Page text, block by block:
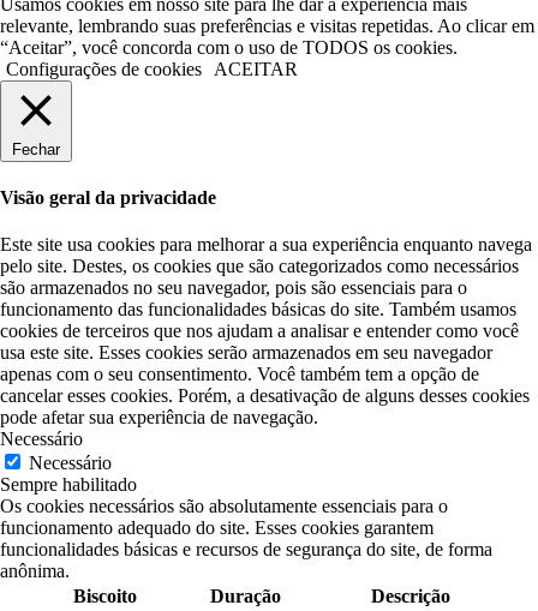
relevante, lembrando suas preferências e visitas repetidas. Ao clicar em
“Aceitar”, você concorda com o uso de TODOS os cookies.
Configurações de cookies
ACEITAR
Fechar
Visão geral da privacidade
Este site usa cookies para melhorar a sua experiência enquanto navega
pelo site. Destes, os cookies que são categorizados como necessários
são armazenados no seu navegador, pois são essenciais para o
funcionamento das funcionalidades básicas do site. Também usamos
cookies de terceiros que nos ajudam a analisar e entender como você
usa este site. Esses cookies serão armazenados em seu navegador
apenas com o seu consentimento. Você também tem a opção de
cancelar esses cookies. Porém, a desativação de alguns desses cookies
pode afetar sua experiência de navegação.
Necessário
Necessário
Sempre habilitado
Os cookies necessários são absolutamente essenciais para o
funcionamento adequado do site. Esses cookies garantem
funcionalidades básicas e recursos de segurança do site, de forma
anônima.
Biscoito
Duração Descrição